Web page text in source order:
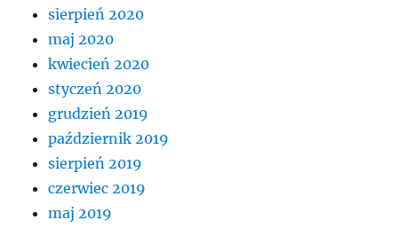
sierpień 2020
maj 2020
kwiecień 2020
styczeń 2020
grudzień 2019
październik 2019
sierpień 2019
czerwiec 2019
maj 2019